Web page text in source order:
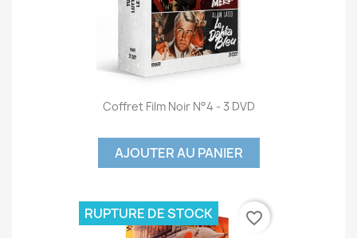
Coffret Film Noir N°4 - 3 DVD
AJOUTER AU PANIER
RUPTURE DE STOCK favorite_border